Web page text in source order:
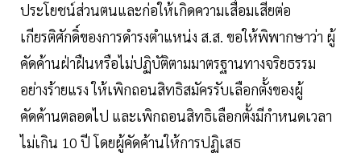
ประโยชน์ส่วนตนและก่อให้เกิดความเสื่อมเสียต่อ
เกียรติศักดิ์ของการดำรงตำแหน่ง ส.ส. ขอให้พิพากษาว่า ผู้
คัดค้านฝ่าฝืนหรือไม่ปฏิบัติตามมาตรฐานทางจริยธรรม
อย่างร้ายแรง ให้เพิกถอนสิทธิสมัครรับเลือกตั้งของผู้
คัดค้านตลอดไป และเพิกถอนสิทธิเลือกตั้งมีกำหนดเวลา
ไม่เกิน 10 ปี โดยผู้คัดค้านให้การปฏิเสธ